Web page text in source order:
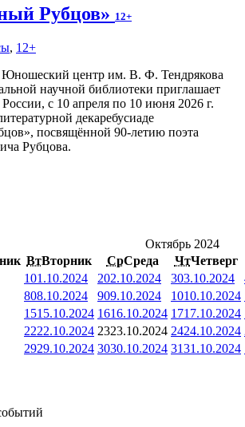
Рубцов» 12+
, 12+
Юношеский центр им. В. Ф. Тендрякова
научной библиотеки приглашает
с 10 апреля по 10 июня 2026 г.
декаребусиаде
посвящённой 90-летию поэта
Рубцова.
Октябрь 2024
ВтВторник СрСреда ЧтЧетверг
101.10.2024 202.10.2024 303.10.2024
808.10.2024 909.10.2024 1010.10.2024
1515.10.2024 1616.10.2024 1717.10.2024
2222.10.2024 2323.10.2024 2424.10.2024
2929.10.2024 3030.10.2024 3131.10.2024